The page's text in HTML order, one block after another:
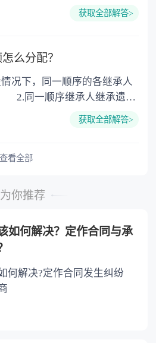
的，当然，如果需要公正的也
纠纷，可以对遗产继承进行
获取全部解答>
么分配？
同生活的继承人，分配遗产
养义务的，分配遗产时，应当
获取全部解答>
查看全部
为你推荐
如何解决？定作合同与承
何解决?定作合同发生纠纷